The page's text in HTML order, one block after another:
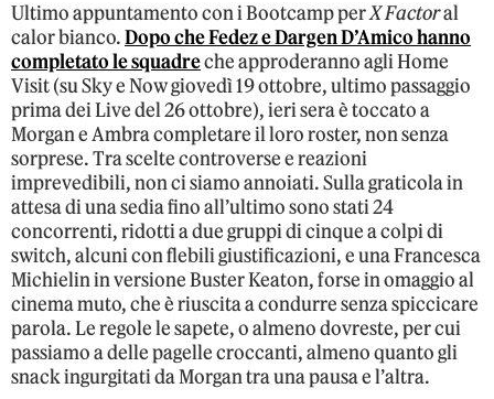
Ultimo appuntamento con i Bootcamp perX Factoral
calor bianco.Dopo che Fedez e Dargen D’Amico hanno
completato le squadreche approderanno agli Home
Visit (su Sky e Now giovedì 19 ottobre, ultimo passaggio
prima dei Live del 26 ottobre), ieri sera è toccato a
Morgan e Ambra completare il loro roster, non senza
sorprese. Tra scelte controverse e reazioni
imprevedibili, non ci siamo annoiati. Sulla graticola in
attesa di una sedia fino all’ultimo sono stati 24
concorrenti, ridotti a due gruppi di cinque a colpi di
switch, alcuni con flebili giustificazioni, e una Francesca
Michielin in versione Buster Keaton, forse in omaggio al
cinema muto, che è riuscita a condurre senza spiccicare
parola. Le regole le sapete, o almeno dovreste, per cui
passiamo a delle pagelle croccanti, almeno quanto gli
snack ingurgitati da Morgan tra una pausa e l’altra.